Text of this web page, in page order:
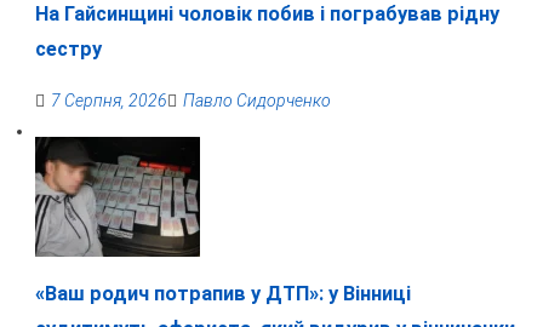
На Гайсинщині чоловік побив і пограбував рідну
сестру
7 Серпня, 2026 Павло Сидорченко
«Ваш родич потрапив у ДТП»: у Вінниці